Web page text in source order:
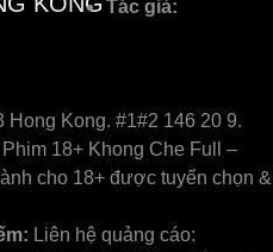
Tác giả:
Hong Kong. #1#2 146 20 9.
18+ Khong Che Full –
cho 18+ được tuyển chọn &
Liên hệ quảng cáo: